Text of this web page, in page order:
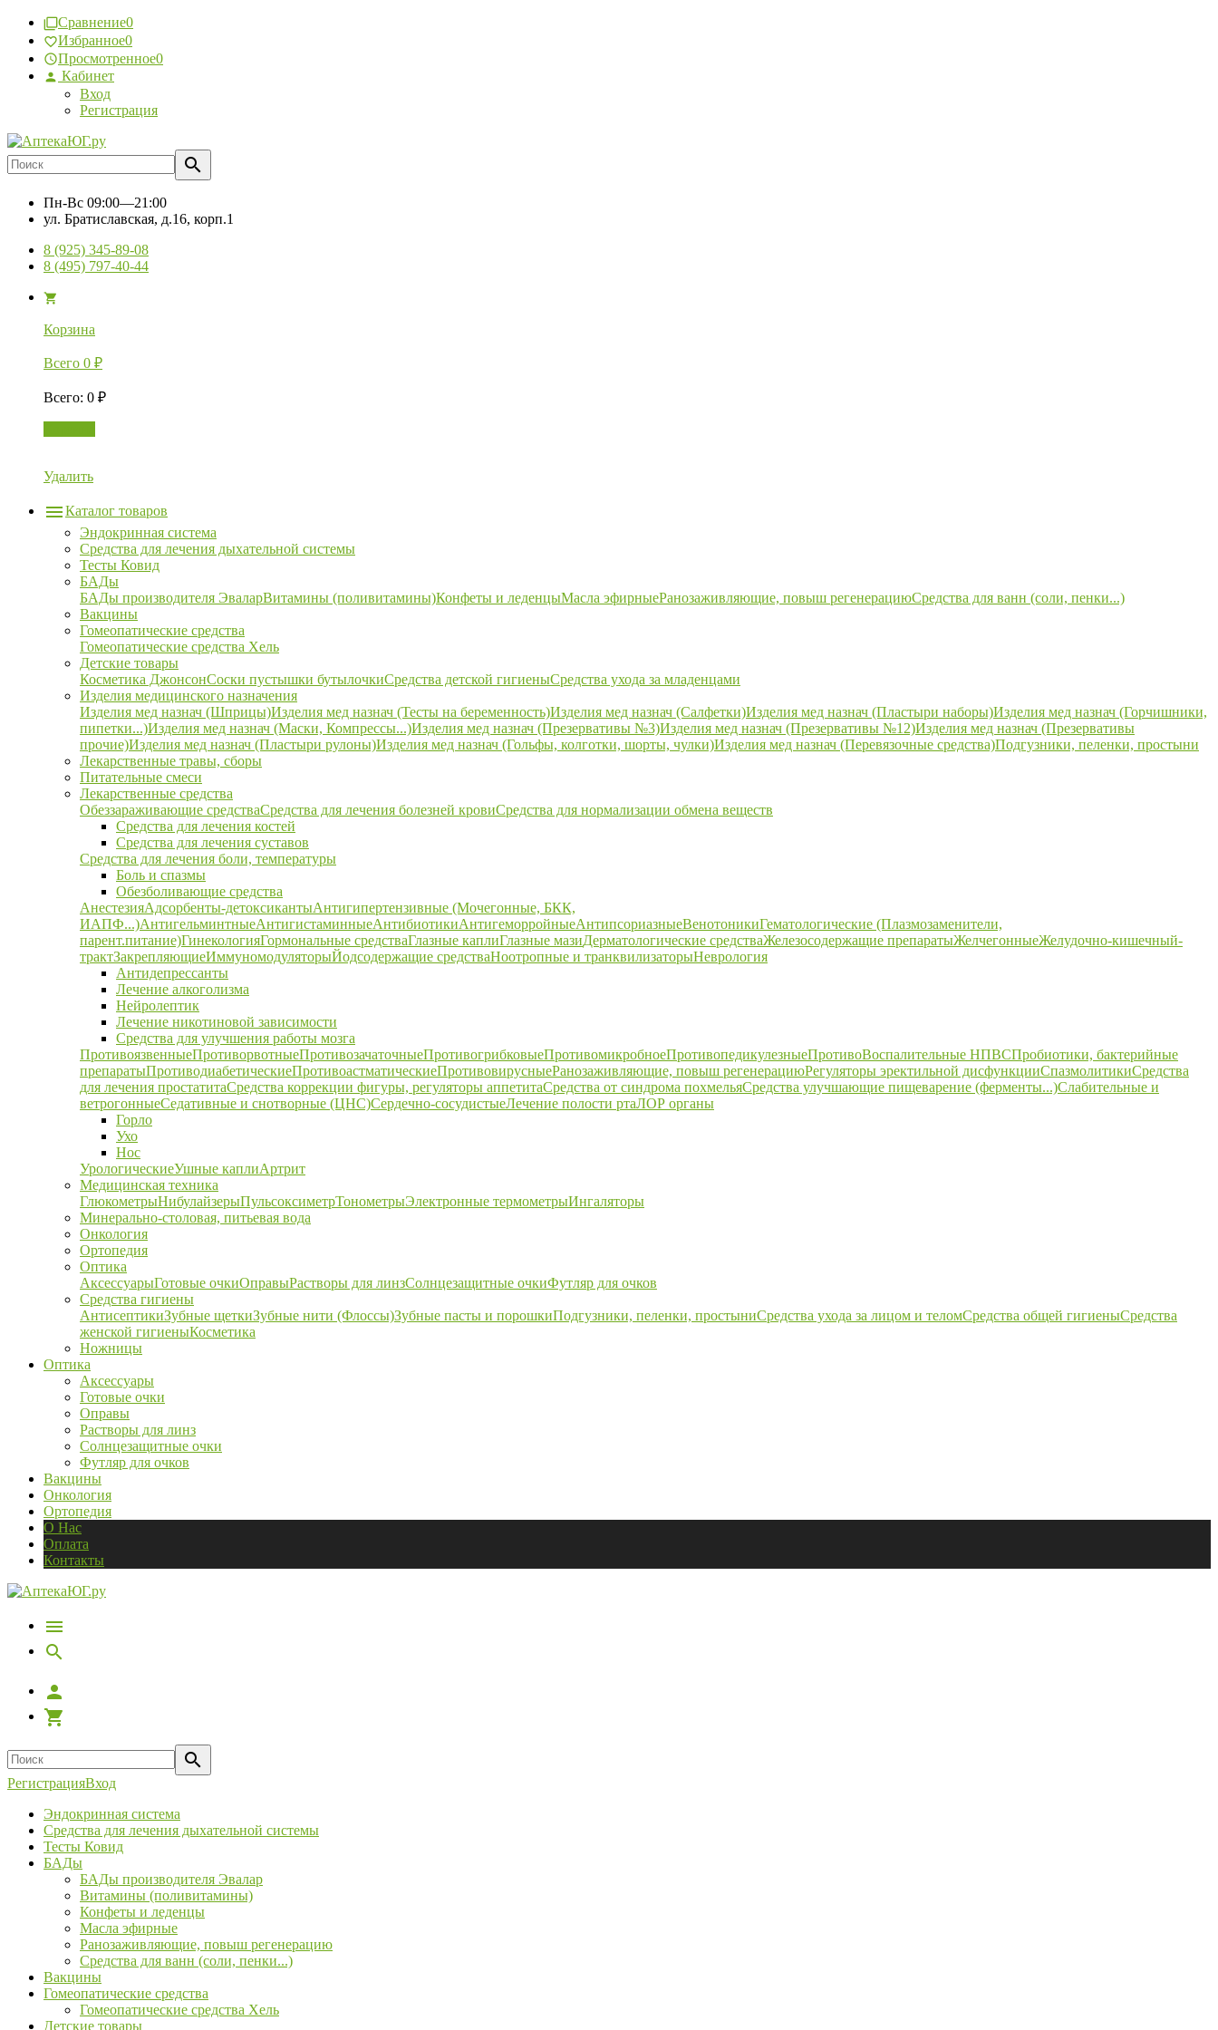
Сравнение0
Избранное0
Просмотренное0
Кабинет
Вход
Регистрация
Пн-Вс 09:00—21:00
ул. Братиславская, д.16, корп.1
8 (925) 345-89-08
8 (495) 797-40-44
Корзина
Всего 0 ₽
Всего: 0 ₽
Удалить
Каталог товаров
Эндокринная система
Средства для лечения дыхательной системы
Тесты Ковид
БАДы
БАДы производителя ЭваларВитамины (поливитамины)Конфеты и леденцыМасла эфирныеРанозаживляющие, повыш регенерациюСредства для ванн (соли, пенки...)
Вакцины
Гомеопатические средства
Гомеопатические средства Хель
Детские товары
Косметика ДжонсонСоски пустышки бутылочкиСредства детской гигиеныСредства ухода за младенцами
Изделия медицинского назначения
Изделия мед назнач (Шприцы)Изделия мед назнач (Тесты на беременность)Изделия мед назнач (Салфетки)Изделия мед назнач (Пластыри наборы)Изделия мед назнач (Горчишники,
пипетки...)Изделия мед назнач (Маски, Компрессы...)Изделия мед назнач (Презервативы №3)Изделия мед назнач (Презервативы №12)Изделия мед назнач (Презервативы
прочие)Изделия мед назнач (Пластыри рулоны)Изделия мед назнач (Гольфы, колготки, шорты, чулки)Изделия мед назнач (Перевязочные средства)Подгузники, пеленки, простыни
Лекарственные травы, сборы
Питательные смеси
Лекарственные средства
Обеззараживающие средстваСредства для лечения болезней кровиСредства для нормализации обмена веществ
Средства для лечения костей
Средства для лечения суставов
Средства для лечения боли, температуры
Боль и спазмы
Обезболивающие средства
АнестезияАдсорбенты-детоксикантыАнтигипертензивные (Мочегонные, БКК,
ИАПФ...)АнтигельминтныеАнтигистаминныеАнтибиотикиАнтигеморройныеАнтипсориазныеВенотоникиГематологические (Плазмозаменители,
парент.питание)ГинекологияГормональные средстваГлазные каплиГлазные мазиДерматологические средстваЖелезосодержащие препаратыЖелчегонныеЖелудочно-кишечный-
трактЗакрепляющиеИммуномодуляторыЙодсодержащие средстваНоотропные и транквилизаторыНеврология
Антидепрессанты
Лечение алкоголизма
Нейролептик
Лечение никотиновой зависимости
Средства для улучшения работы мозга
ПротивоязвенныеПротиворвотныеПротивозачаточныеПротивогрибковыеПротивомикробноеПротивопедикулезныеПротивоВоспалительные НПВСПробиотики, бактерийные
препаратыПротиводиабетическиеПротивоастматическиеПротивовирусныеРанозаживляющие, повыш регенерациюРегуляторы эректильной дисфункцииСпазмолитикиСредства
для лечения простатитаСредства коррекции фигуры, регуляторы аппетитаСредства от синдрома похмельяСредства улучшающие пищеварение (ферменты...)Слабительные и
ветрогонныеСедативные и снотворные (ЦНС)Сердечно-сосудистыеЛечение полости ртаЛОР органы
Горло
Ухо
Нос
УрологическиеУшные каплиАртрит
Медицинская техника
ГлюкометрыНибулайзерыПульсоксиметрТонометрыЭлектронные термометрыИнгаляторы
Минерально-столовая, питьевая вода
Онкология
Ортопедия
Оптика
АксессуарыГотовые очкиОправыРастворы для линзСолнцезащитные очкиФутляр для очков
Средства гигиены
АнтисептикиЗубные щеткиЗубные нити (Флоссы)Зубные пасты и порошкиПодгузники, пеленки, простыниСредства ухода за лицом и теломСредства общей гигиеныСредства
женской гигиеныКосметика
Ножницы
Оптика
Аксессуары
Готовые очки
Оправы
Растворы для линз
Солнцезащитные очки
Футляр для очков
Вакцины
Онкология
Ортопедия
О Нас
Оплата
Контакты
РегистрацияВход
Эндокринная система
Средства для лечения дыхательной системы
Тесты Ковид
БАДы
БАДы производителя Эвалар
Витамины (поливитамины)
Конфеты и леденцы
Масла эфирные
Ранозаживляющие, повыш регенерацию
Средства для ванн (соли, пенки...)
Вакцины
Гомеопатические средства
Гомеопатические средства Хель
Детские товары